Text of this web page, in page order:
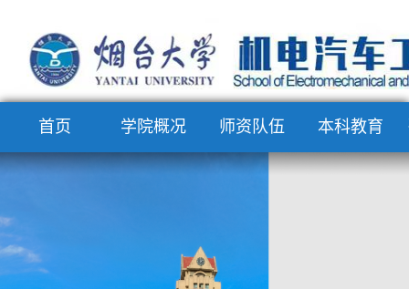
首页 学院概况 师资队伍 本科教育